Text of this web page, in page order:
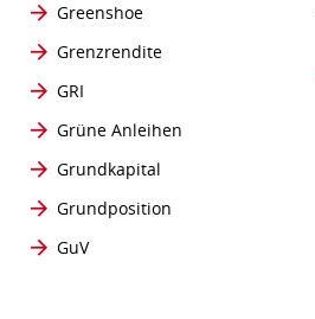
Greenshoe
Grenzrendite
GRI
Grüne Anleihen
Grundkapital
Grundposition
GuV